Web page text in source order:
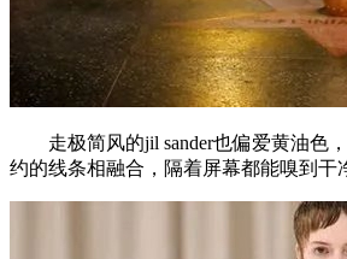
走极简风的jil sander也偏爱黄油色
约的线条相融合，隔着屏幕都能嗅到干